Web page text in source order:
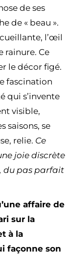
de ses
de « beau ».
l’œil
rainure. Ce
le décor figé.
fascination
qui s’invente
visible,
saisons, se
relie. Ce
joie discrète
du pas parfait
affaire de
sur la
à la
façonne son